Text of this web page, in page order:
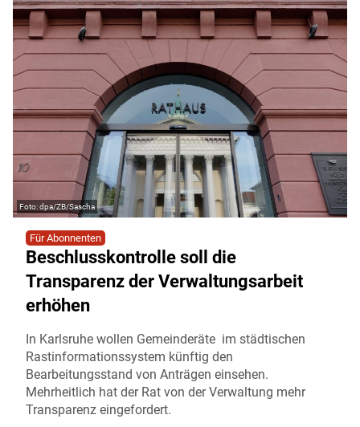
dpa/ZB/Sascha
Für Abonnenten
Beschlusskontrolle soll die
Transparenz der Verwaltungsarbeit
erhöhen
In Karlsruhe wollen Gemeinderäte im städtischen
Rastinformationssystem künftig den
Bearbeitungsstand von Anträgen einsehen.
Mehrheitlich hat der Rat von der Verwaltung mehr
Transparenz eingefordert.